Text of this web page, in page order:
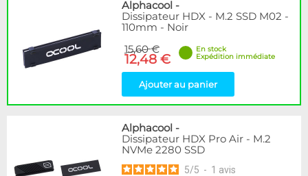
Disponibilité / Promotions
Articles en promotions
Appliquer
Alphacool -
Dissipateur HDX - M.2 SSD M02 -
110mm - Noir
15,60 €
12,48 €
En stock
Expédition immédiate
Ajouter au panier
Alphacool -
Dissipateur HDX Pro Air - M.2
NVMe 2280 SSD
5/5 - 1 avis